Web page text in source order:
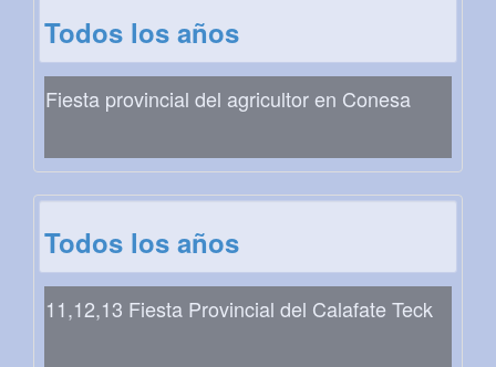
Todos los años
Fiesta provincial del agricultor en Conesa
Todos los años
11,12,13 Fiesta Provincial del Calafate Teck